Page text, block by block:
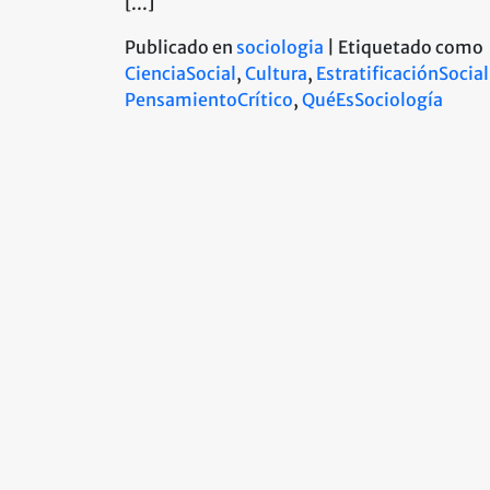
Publicado en sociologia
Etiquetado como
CienciaSocial, Cultura, EstratificaciónSocial
PensamientoCrítico, QuéEsSociología